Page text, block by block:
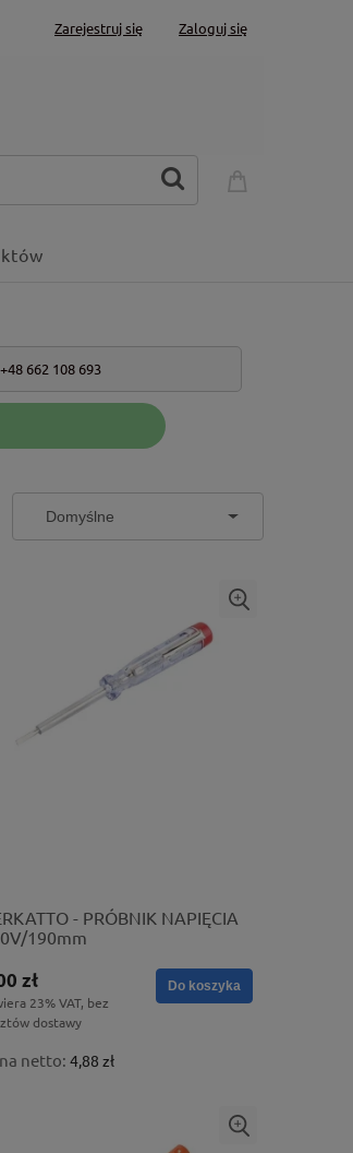
Zarejestruj się Zaloguj się
+48 662 108 693
- PRÓBNIK NAPIĘCIA
190mm
zł
23% VAT, bez
dostawy
netto: 4,88 zł
Do koszyka